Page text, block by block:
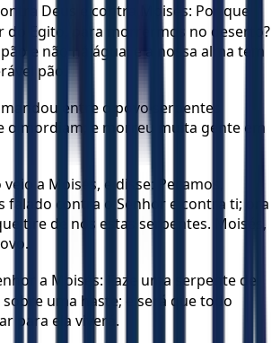
Deus e contra Moisés: Por que
do Egito, para morrermos no deserto?
pão e não há água: e a nossa alma tem
pão.
mandou entre o povo serpentes
o mordiam; e morreu muita gente em
veio a Moisés, e disse: Pecamos,
falado contra o Senhor e contra ti; ora
tire de nós estas serpentes. Moisés,
a Moisés: Faze uma serpente de
sobre uma haste; e será que todo
para ela viverá.